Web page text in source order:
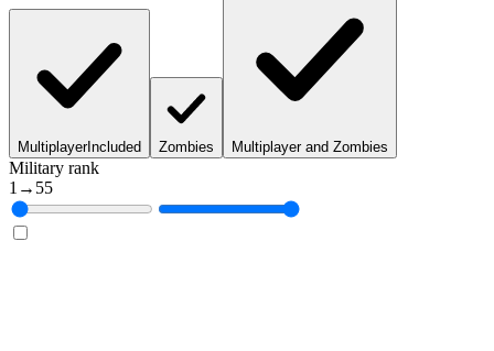
MultiplayerIncluded Zombies Multiplayer and Zombies
Military rank
1 → 55